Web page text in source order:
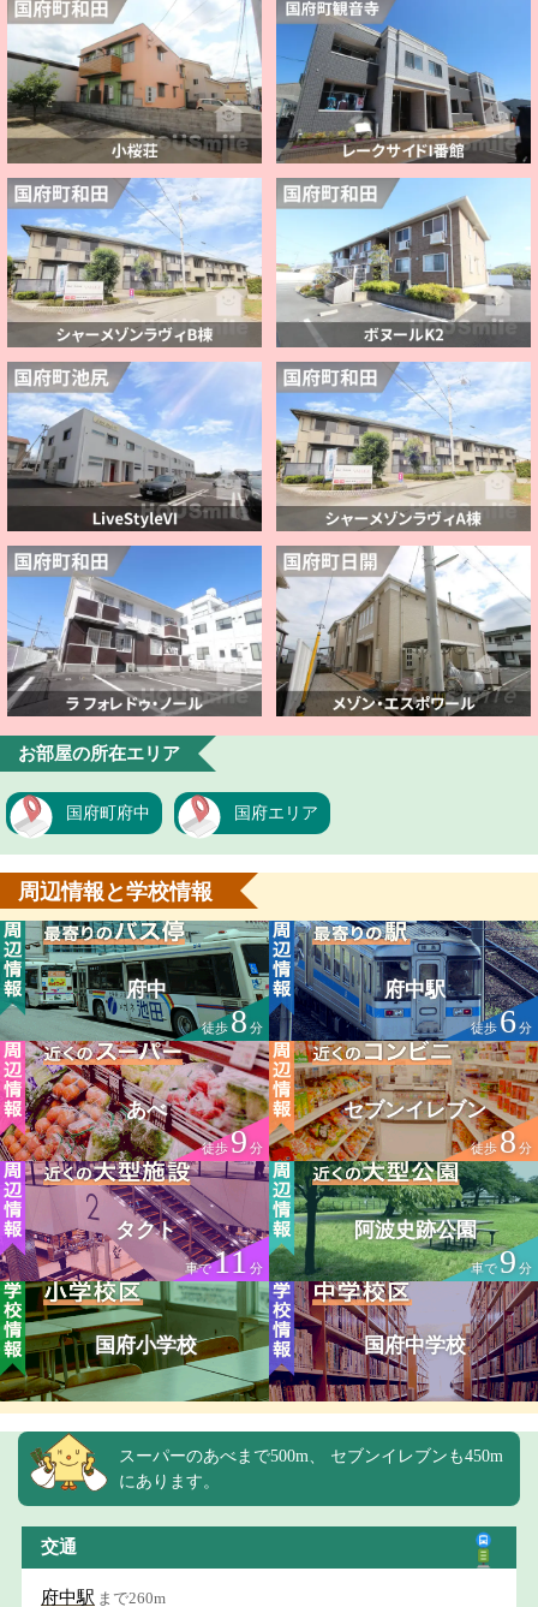
お部屋の所在エリア
国府町府中 国府エリア
周辺情報と学校情報
府中
徒歩8分
府中駅
徒歩6分
あべ
徒歩9分
セブンイレブン
徒歩8分
タクト
車で11 分
阿波史跡公園
車で9分
国府小学校 国府中学校
スーパーのあべまで500m、 セブンイレブンも450m
にあります。
交通
府中駅 まで260m